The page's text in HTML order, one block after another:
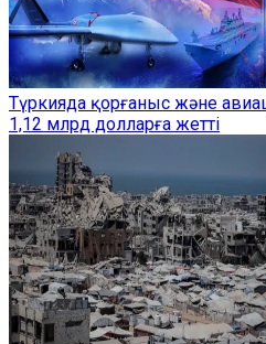
Түркияда қорғаныс және
1,12 млрд долларға жетті